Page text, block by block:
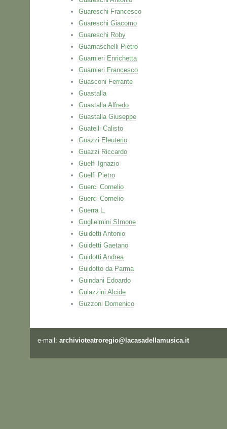
Guareschi Francesco
Guareschi Giacomo
Guareschi Roby
Guarnaschelli Pietro
Guarnieri Enrichetta
Guarnieri Francesco
Guasconi Ferrante
Guastalla
Guastalla Alfredo
Guastalla Giuseppe
Guatelli Calisto
Guazzi Eleuterio
Guazzi Riccardo
Guelfi Ignazio
Guelfi Pietro
Guerci Cornelio
Guerci Cornelio
Guerra L.
Guglielmini SImone
Guidetti Antonio
Guidetti Gaetano
Guidotti Andrea
Guidotto da Parma
Guindani Edoardo
Gulazzini Alcide
Guzzoni Domenico
e-mail: archivioteatroregio@lacasadellamusica.it